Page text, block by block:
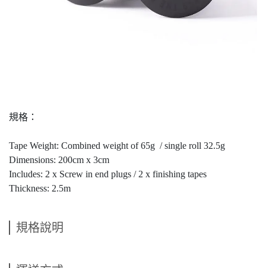
規格：
Tape Weight: Combined weight of 65g / single roll 32.5g
Dimensions: 200cm x 3cm
Includes: 2 x Screw in end plugs / 2 x finishing tapes
Thickness: 2.5m
規格說明